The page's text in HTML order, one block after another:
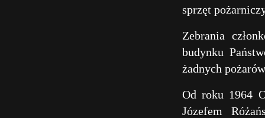
sprzęt
Zebrania
budynku
żadnych
Od roku 1964
Józefem